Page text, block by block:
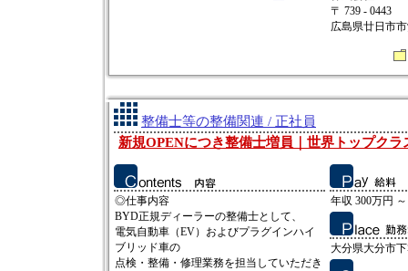
〒 739 - 0443
広島県廿日市
整備士等の整備関連 / 正社員
新規OPENにつき整備士増員｜世界トップク
◎仕事内容
BYD正規ディーラーの整備士として、
電気自動車（EV）およびプラグインハイ
ブリッド車の
点検・整備・修理業務を担当していただき
年収 300万円
大分県大分市